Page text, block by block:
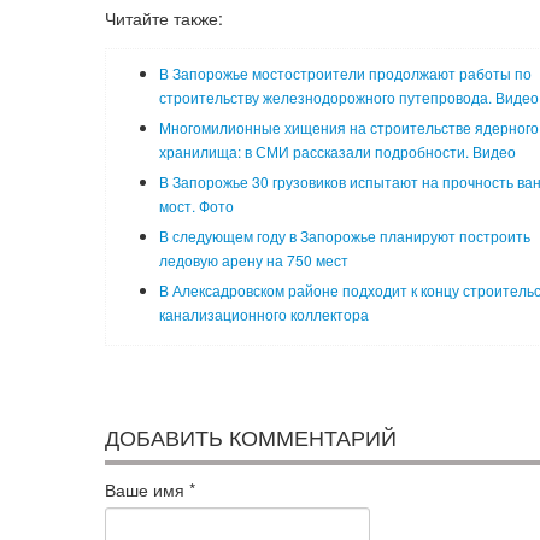
Читайте также:
В Запорожье мостостроители продолжают работы по
строительству железнодорожного путепровода. Видео
Многомилионные хищения на строительстве ядерного
хранилища: в СМИ рассказали подробности. Видео
В Запорожье 30 грузовиков испытают на прочность
мост. Фото
В следующем году в Запорожье планируют построить
ледовую арену на 750 мест
В Алексадровском районе подходит к концу
канализационного коллектора
ДОБАВИТЬ КОММЕНТАРИЙ
Ваше имя *